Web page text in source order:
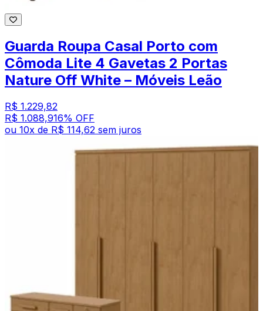
Guarda Roupa Casal Porto com
Cômoda Lite 4 Gavetas 2 Portas
Nature Off White – Móveis Leão
R$ 1.229,82
R$ 1.088,916% OFF
ou 10x de R$ 114,62 sem juros